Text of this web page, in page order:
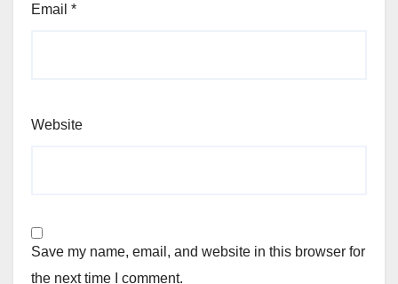
Email *
Website
Save my name, email, and website in this browser for
the next time I comment.